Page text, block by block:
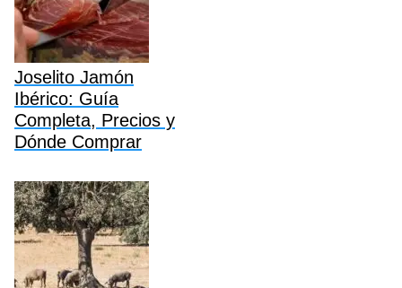
Joselito Jamón
Ibérico: Guía
Completa, Precios y
Dónde Comprar